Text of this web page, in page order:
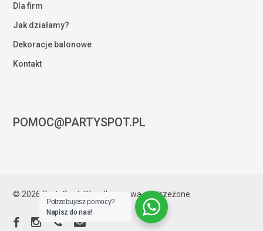
ZOBACZ KOSZYK
Dla firm
Jak działamy?
Dekoracje balonowe
Kontakt
POMOC@PARTYSPOT.PL
© 2026 PartySpot. Wszelkie prawa zastrzeżone.
facebookinstagramphoneemail
Potrzebujesz pomocy?
Napisz do nas!